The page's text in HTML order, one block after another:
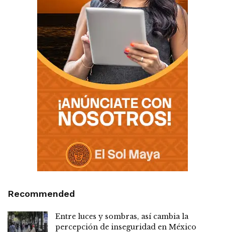
Recommended
Entre luces y sombras, así cambia la
percepción de inseguridad en México